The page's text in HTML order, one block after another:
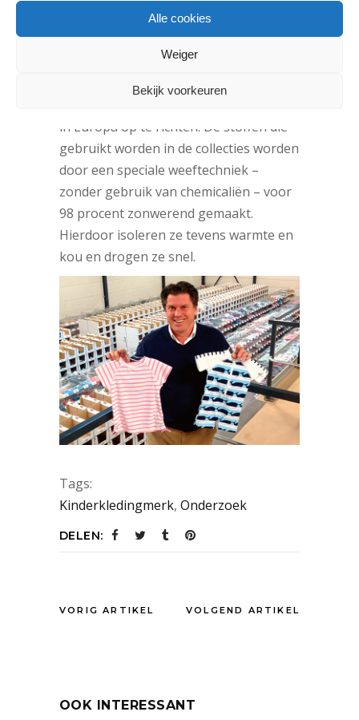
Alle cookies
Weiger
Bekijk voorkeuren
Sterre (zie foto hieronder) die zijn vader
verloor aan huidkanker. Voor hem de
aanleiding om in 2011 de inmiddels
grootste aanbieder van UV-
in Europa op te richten. De stoffen die
gebruikt worden in de collecties worden
door een speciale weeftechniek –
zonder gebruik van chemicaliën – voor
98 procent zonwerend gemaakt.
Hierdoor isoleren ze tevens warmte en
kou en drogen ze snel.
Tags:
Kinderkledingmerk, Onderzoek
DELEN:
VORIG ARTIKEL VOLGEND ARTIKEL
OOK INTERESSANT